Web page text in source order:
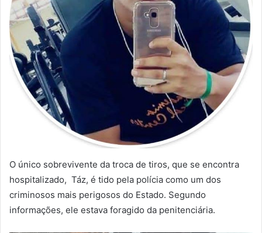
O único sobrevivente da troca de tiros, que se encontra
hospitalizado, Táz, é tido pela polícia como um dos
criminosos mais perigosos do Estado. Segundo
informações, ele estava foragido da penitenciária.